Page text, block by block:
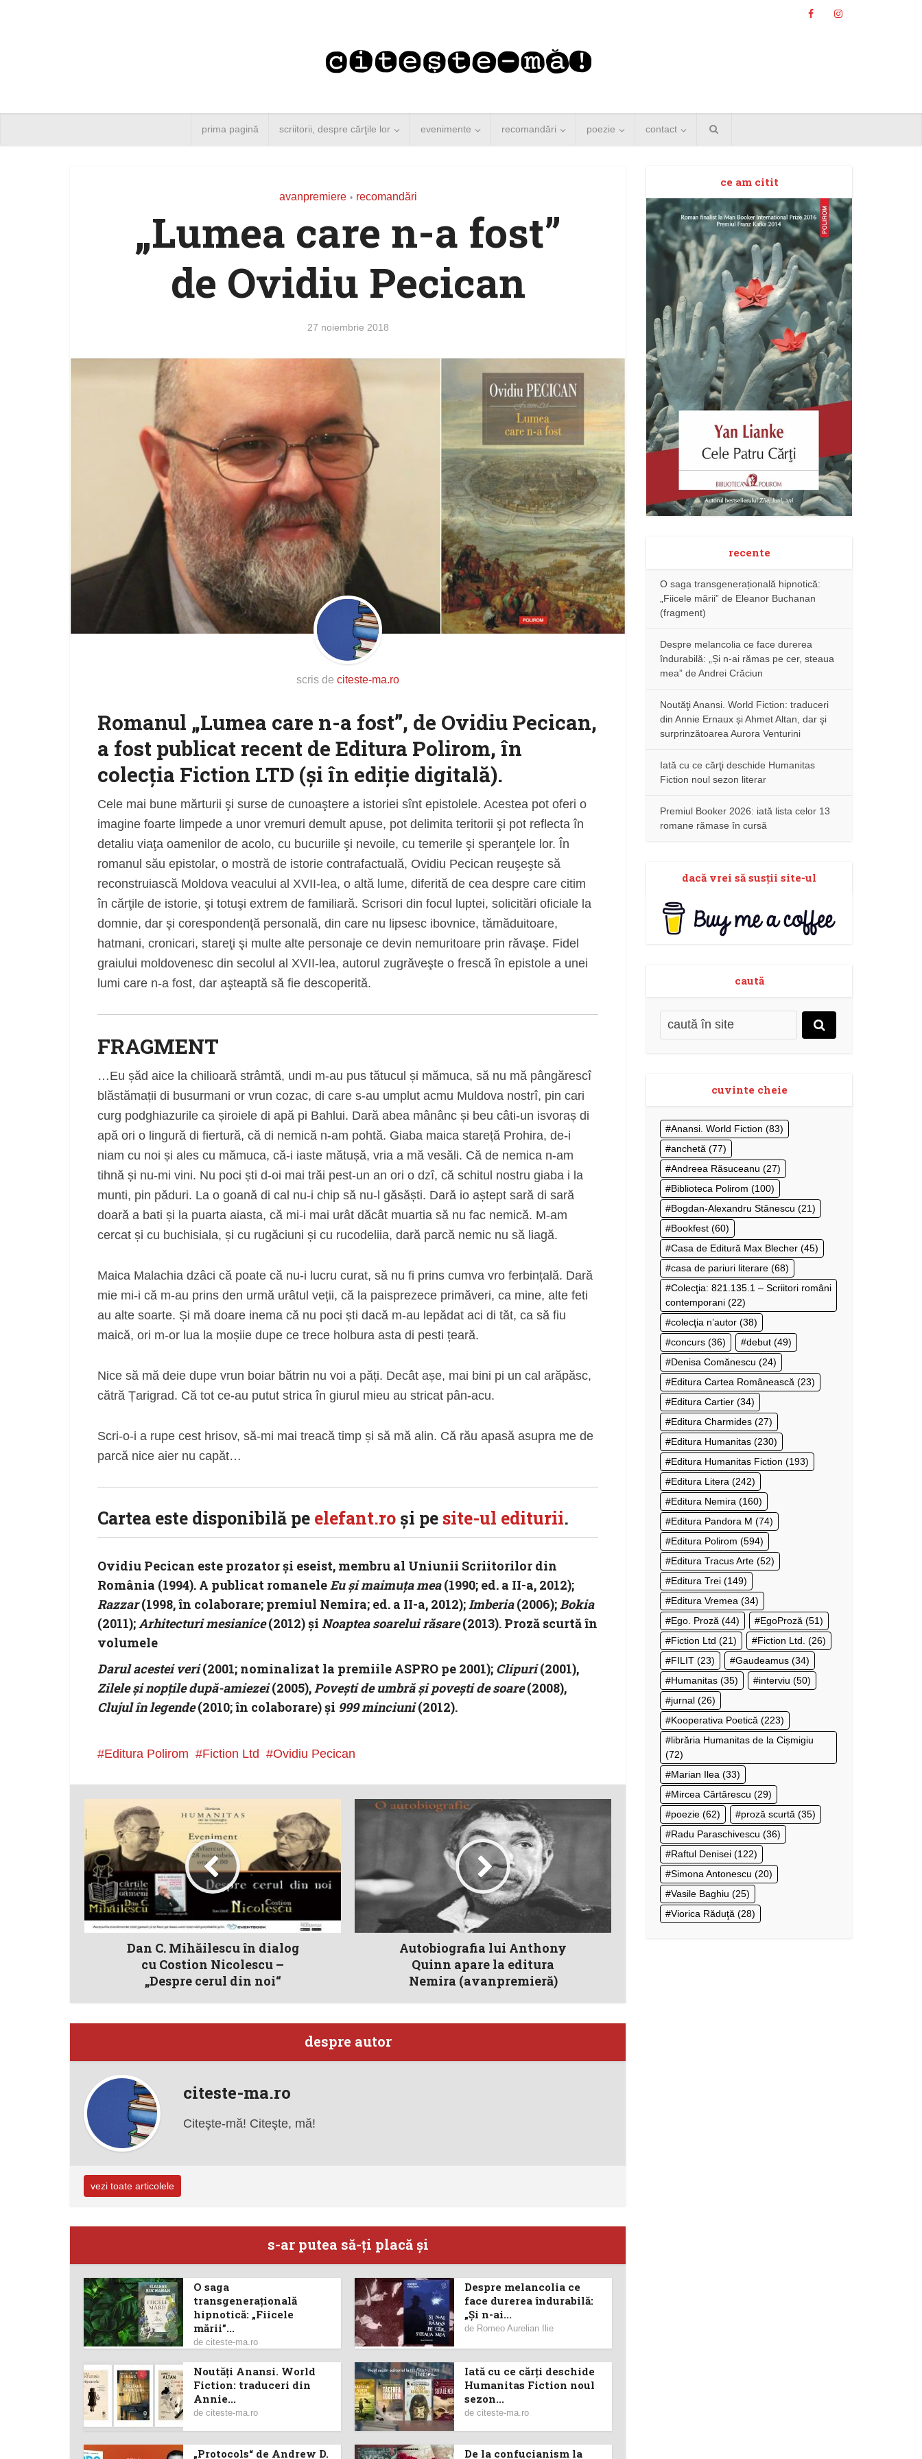
prima pagină scriitorii, despre cărţile lor evenimente recomandări poezie contact
avanpremiere • recomandări
„Lumea care n-a fost”
de Ovidiu Pecican
27 noiembrie 2018
scris de citeste-ma.ro
Romanul „Lumea care n-a fost”, de Ovidiu Pecican,
a fost publicat recent de Editura Polirom, în
colecţia Fiction LTD (şi în ediţie digitală).
Cele mai bune mărturii şi surse de cunoaştere a istoriei sînt epistolele. Acestea pot oferi o
imagine foarte limpede a unor vremuri demult apuse, pot delimita teritorii şi pot reflecta în
detaliu viaţa oamenilor de acolo, cu bucuriile şi nevoile, cu temerile şi speranţele lor. În
romanul său epistolar, o mostră de istorie contrafactuală, Ovidiu Pecican reuşeşte să
reconstruiască Moldova veacului al XVII-lea, o altă lume, diferită de cea despre care citim
în cărţile de istorie, şi totuşi extrem de familiară. Scrisori din focul luptei, solicitări oficiale la
domnie, dar şi corespondenţă personală, din care nu lipsesc ibovnice, tămăduitoare,
hatmani, cronicari, stareţi şi multe alte personaje ce devin nemuritoare prin răvaşe. Fidel
graiului moldovenesc din secolul al XVII-lea, autorul zugrăveşte o frescă în epistole a unei
lumi care n-a fost, dar aşteaptă să fie descoperită.
FRAGMENT
…Eu șăd aice la chilioară strâmtă, undi m-au pus tătucul și mămuca, să nu mă pângărescî
blăstămații di busurmani or vrun cozac, di care s-au umplut acmu Muldova nostrî, pin cari
curg podghiazurile ca șiroiele di apă pi Bahlui. Dară abea mânânc și beu câti-un isvoraș di
apă ori o lingură di fiertură, că di nemică n-am pohtă. Giaba maica stareță Prohira, de-i
niam cu noi și ales cu mămuca, că-i iaste mătușă, vria a mă vesăli. Că de nemica n-am
tihnă și nu-mi vini. Nu poci ști d-oi mai trăi pest-un an ori o dzî, că schitul nostru giaba i la
munti, pin păduri. La o goană di cal nu-i chip să nu-l găsăști. Dară io aștept sară di sară
doară a bati și la puarta aiasta, că mi-i mai urât dăcât muartia să nu fac nemică. M-am
cercat și cu buchisiala, și cu rugăciuni și cu rucodeliia, dară parcă nemic nu să liagă.
Maica Malachia dzâci că poate că nu-i lucru curat, să nu fi prins cumva vro ferbințală. Dară
mie mi-i că m-au prins den urmă urâtul veții, că la paisprezece primăveri, ca mine, alte feti
au alte soarte. Și mă doare inema că nu poci ști dacă m-au lepădat aci di tăt, ca să fiu
maică, ori m-or lua la moșiie dupe ce trece holbura asta di pesti țeară.
Nice să mă deie dupe vrun boiar bătrin nu voi a păți. Decât așe, mai bini pi un cal arăpăsc,
cătră Țarigrad. Că tot ce-au putut strica în giurul mieu au stricat pân-acu.
Scri-o-i a rupe cest hrisov, să-mi mai treacă timp și să mă alin. Că rău apasă asupra me de
parcă nice aier nu capăt…
Cartea este disponibilă pe elefant.ro şi pe site-ul editurii.
Ovidiu Pecican este prozator şi eseist, membru al Uniunii Scriitorilor din
România (1994). A publicat romaneleEu şi maimuţa mea(1990; ed. a II-a, 2012);
Razzar(1998, în colaborare; premiul Nemira; ed. a II-a, 2012);Imberia(2006);Bokia
(2011);Arhitecturi mesianice(2012) şi Noaptea soarelui răsare(2013). Proză scurtă în
volumele
Darul acestei veri(2001; nominalizat la premiile ASPRO pe 2001); Clipuri(2001),
Zilele şi nopţile după-amiezei(2005),Poveşti de umbră şi poveşti de soare(2008),
Clujul în legende(2010; în colaborare) şi 999 minciuni(2012).
Editura Polirom Fiction Ltd Ovidiu Pecican
Dan C. Mihăilescu în dialog
cu Costion Nicolescu –
„Despre cerul din noi“
Autobiografia lui Anthony
Quinn apare la editura
Nemira (avanpremieră)
despre autor
citeste-ma.ro
Citeşte-mă! Citeşte, mă!
vezi toate articolele
s-ar putea să-ţi placă şi
O saga
transgenerațională
hipnotică: „Fiicele
mării”...
de citeste-ma.ro
Despre melancolia ce
face durerea îndurabilă:
„Și n-ai...
de Romeo Aurelian Ilie
Noutăţi Anansi. World
Fiction: traduceri din
Annie...
de citeste-ma.ro
Iată cu ce cărţi deschide
Humanitas Fiction noul
sezon...
de citeste-ma.ro
„Protocols“ de Andrew D. De la confucianism la
ce am citit
recente
O saga transgenerațională hipnotică:
„Fiicele mării” de Eleanor Buchanan
(fragment)
Despre melancolia ce face durerea
îndurabilă: „Și n-ai rămas pe cer, steaua
mea” de Andrei Crăciun
Noutăţi Anansi. World Fiction: traduceri
din Annie Ernaux și Ahmet Altan, dar şi
surprinzătoarea Aurora Venturini
Iată cu ce cărţi deschide Humanitas
Fiction noul sezon literar
Premiul Booker 2026: iată lista celor 13
romane rămase în cursă
dacă vrei să susţii site-ul
caută
cuvinte cheie
Anansi. World Fiction (83)
anchetă (77)
Andreea Răsuceanu (27)
Biblioteca Polirom (100)
Bogdan-Alexandru Stănescu (21)
Bookfest (60)
Casa de Editură Max Blecher (45)
casa de pariuri literare (68)
Colecţia: 821.135.1 – Scriitori români
contemporani (22)
colecţia n’autor (38)
concurs (36) debut (49)
Denisa Comănescu (24)
Editura Cartea Românească (23)
Editura Cartier (34)
Editura Charmides (27)
Editura Humanitas (230)
Editura Humanitas Fiction (193)
Editura Litera (242)
Editura Nemira (160)
Editura Pandora M (74)
Editura Polirom (594)
Editura Tracus Arte (52)
Editura Trei (149)
Editura Vremea (34)
Ego. Proză (44) EgoProză (51)
Fiction Ltd (21) Fiction Ltd. (26)
FILIT (23) Gaudeamus (34)
Humanitas (35) interviu (50)
jurnal (26)
Kooperativa Poetică (223)
librăria Humanitas de la Cișmigiu
(72)
Marian Ilea (33)
Mircea Cărtărescu (29)
poezie (62) proză scurtă (35)
Radu Paraschivescu (36)
Raftul Denisei (122)
Simona Antonescu (20)
Vasile Baghiu (25)
Viorica Răduţă (28)